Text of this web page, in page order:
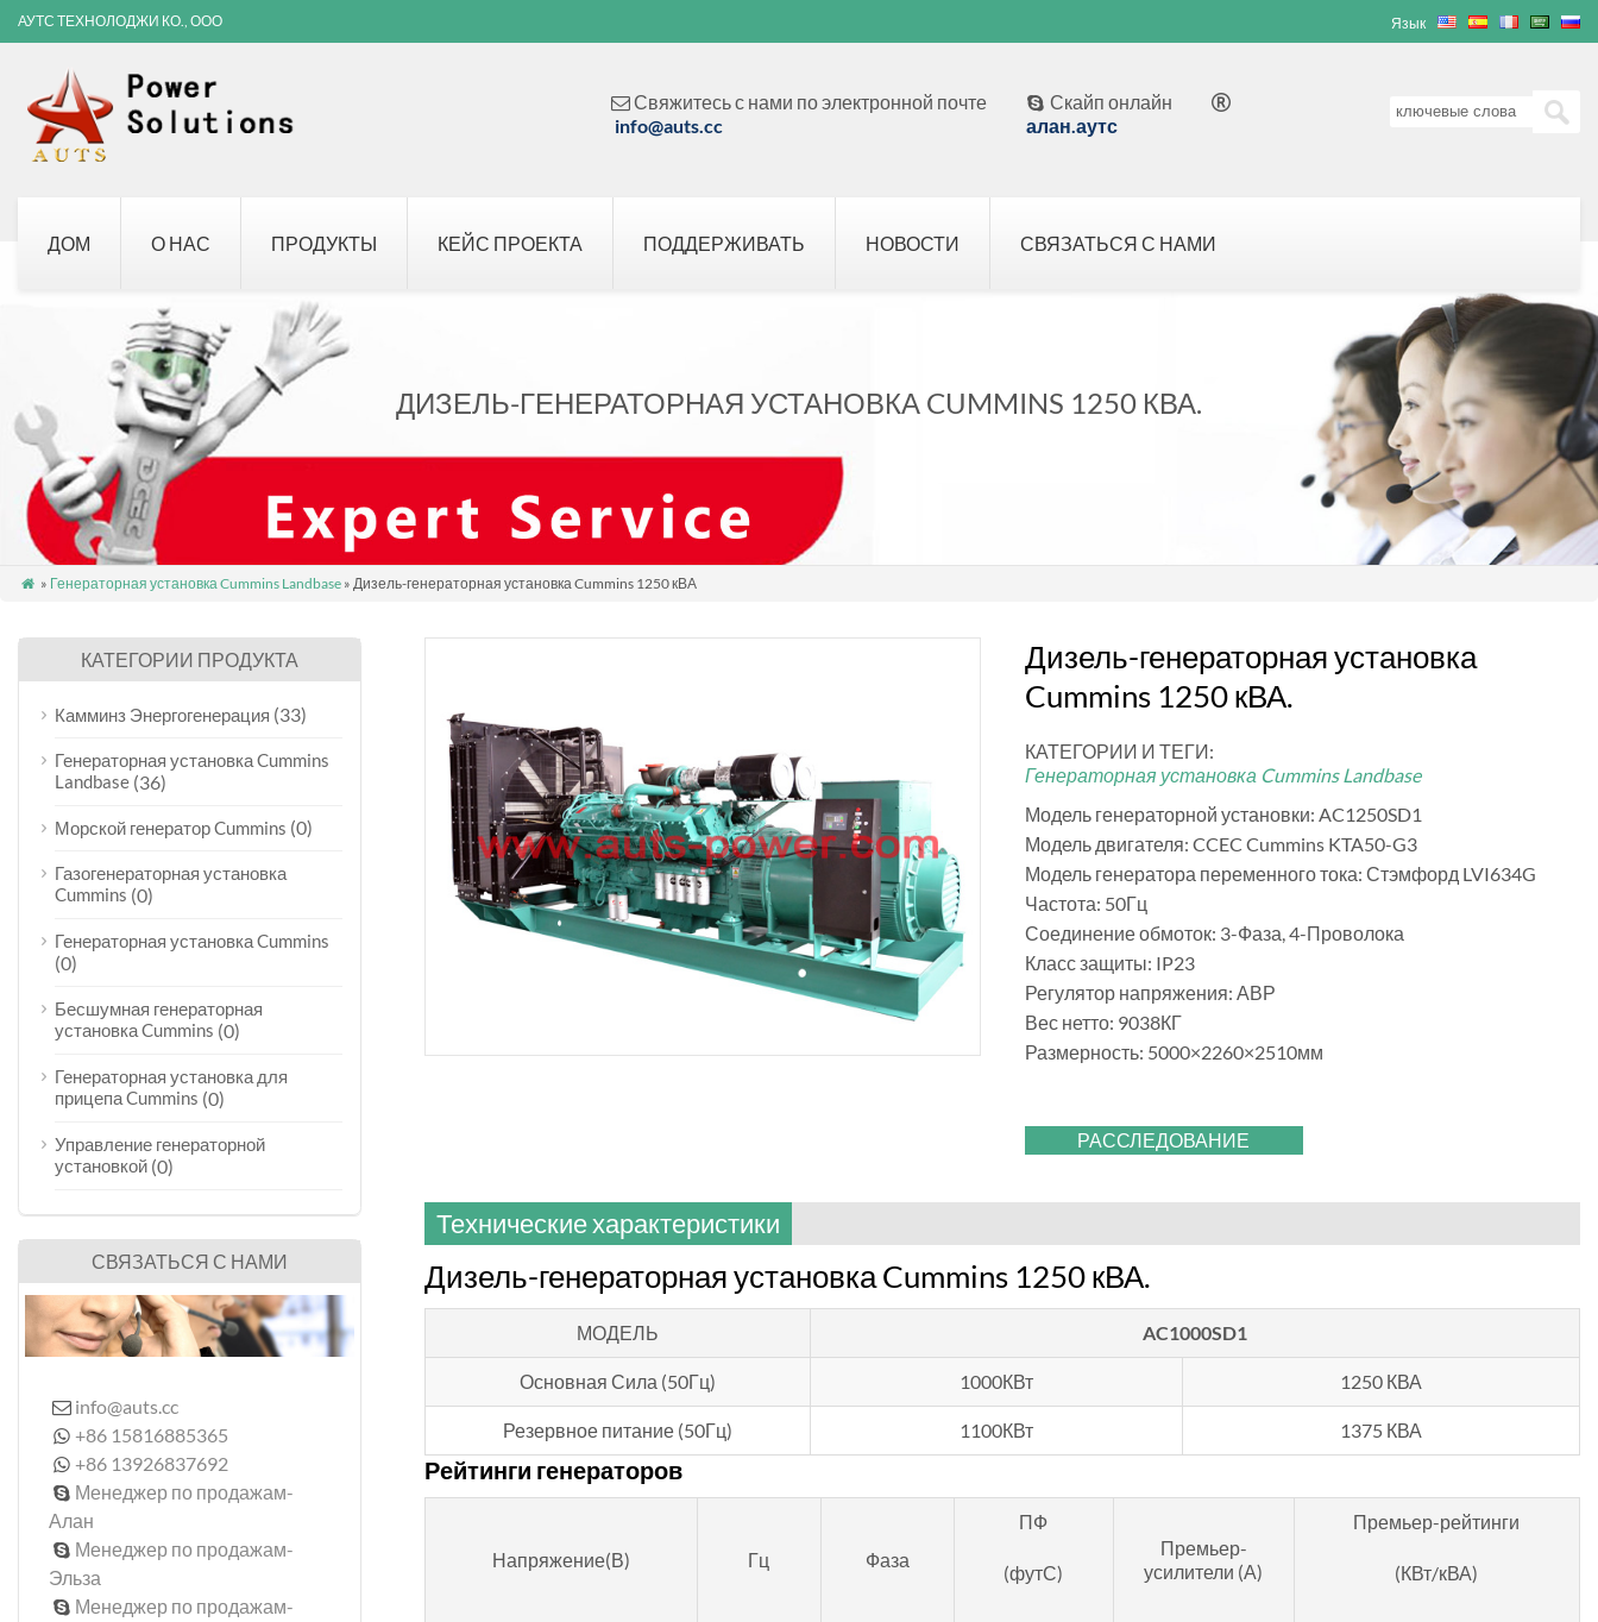
АУТС ТЕХНОЛОДЖИ КО., ООО Язык
 Свяжитесь с нами по электронной почте
info@auts.cc
 Скайп онлайн
алан.аутс

ДОМ О НАС ПРОДУКТЫ КЕЙС ПРОЕКТА ПОДДЕРЖИВАТЬ НОВОСТИ СВЯЗАТЬСЯ С НАМИ
ДИЗЕЛЬ-ГЕНЕРАТОРНАЯ УСТАНОВКА CUMMINS 1250 КВА.
 » Генераторная установка Cummins Landbase» Дизель-генераторная установка Cummins 1250 кВА
Дизель-генераторная установка
Cummins 1250 кВА.
КАТЕГОРИИ И ТЕГИ:
Генераторная установка Cummins Landbase
Модель генераторной установки: AC1250SD1
Модель двигателя: CCEC Cummins KTA50-G3
Модель генератора переменного тока: Стэмфорд LVI634G
Частота: 50Гц
Соединение обмоток: 3-Фаза, 4-Проволока
Класс защиты: IP23
Регулятор напряжения: АВР
Вес нетто: 9038КГ
Размерность: 5000×2260×2510мм
РАССЛЕДОВАНИЕ
Технические характеристики
Дизель-генераторная установка Cummins 1250 кВА.
МОДЕЛЬ AC1000SD1
Основная Сила (50Гц) 1000КВт 1250 КВА
Резервное питание (50Гц) 1100КВт 1375 КВА
Рейтинги генераторов
Напряжение(В) Гц Фаза
ПФ
(футС)
Премьер-
усилители (А)
Премьер-рейтинги
(КВт/кВА)
КАТЕГОРИИ ПРОДУКТА
Камминз Энергогенерация (33)
Генераторная установка Cummins
Landbase (36)
Морской генератор Cummins (0)
Газогенераторная установка
Cummins (0)
Генераторная установка Cummins
(0)
Бесшумная генераторная
установка Cummins (0)
Генераторная установка для
прицепа Cummins (0)
Управление генераторной
установкой (0)
СВЯЗАТЬСЯ С НАМИ
 info@auts.cc
 +86 15816885365
 +86 13926837692
 Менеджер по продажам-
Алан
 Менеджер по продажам-
Эльза
 Менеджер по продажам-